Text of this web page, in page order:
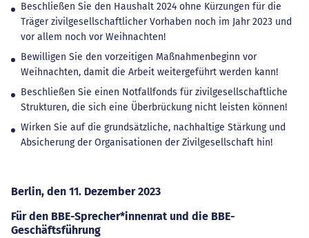
Beschließen Sie den Haushalt 2024 ohne Kürzungen für die
Träger zivilgesellschaftlicher Vorhaben noch im Jahr 2023 und
vor allem noch vor Weihnachten!
Bewilligen Sie den vorzeitigen Maßnahmenbeginn vor
Weihnachten, damit die Arbeit weitergeführt werden kann!
Beschließen Sie einen Notfallfonds für zivilgesellschaftliche
Strukturen, die sich eine Überbrückung nicht leisten können!
Wirken Sie auf die grundsätzliche, nachhaltige Stärkung und
Absicherung der Organisationen der Zivilgesellschaft hin!
Berlin, den 11. Dezember 2023
Für den BBE-Sprecher*innenrat und die BBE-
Geschäftsführung